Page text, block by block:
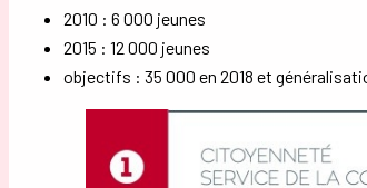
2010 : 6 000 jeunes
2015 : 12 000 jeunes
objectifs : 35 000 en 2018 et